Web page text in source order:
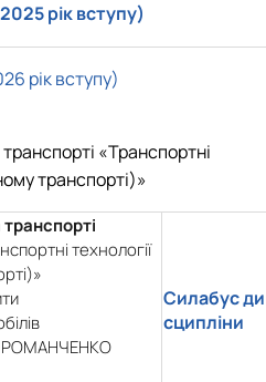
рік вступу)
рік вступу)
транспорті «Транспортні
транспорті)»
транспорті
технології
РОМАНЧЕНКО
Силабус ди
сципліни